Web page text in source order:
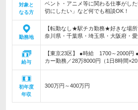
対象と
なる方
ベント・アニメ等に関わる仕事がし
切にしたい」など何でも相談OK！
勤務地
【転勤なし★駅チカ勤務★好きな場
奈川県・千葉県・埼玉県・大阪府・
給与
【東京23区】 ●時給 1700～2000円
カー勤務／28万8000円（1日8時間
初年度
年収
300万円～400万円